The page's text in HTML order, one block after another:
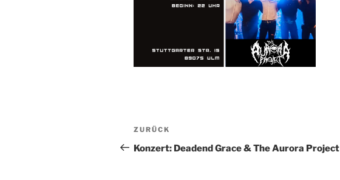
Beitragsnavigation
Vorheriger
Beitrag
ZURÜCK
Konzert: Deadend Grace & The Aurora Project